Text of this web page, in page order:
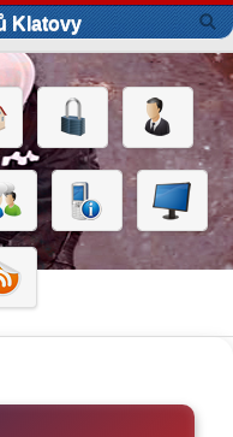
Klatovy